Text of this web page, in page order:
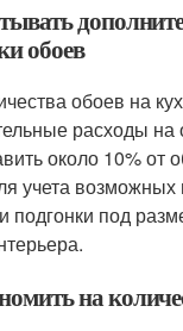
обоев
обоев на
расходы
около 10% от
учета возможных
подгонки под
на